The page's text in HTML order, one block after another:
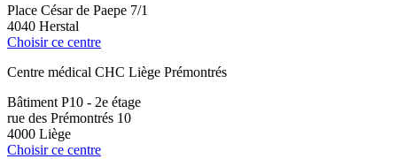
Place César de Paepe 7/1
4040 Herstal
Choisir ce centre
Centre médical CHC Liège Prémontrés
Bâtiment P10 - 2e étage
rue des Prémontrés 10
4000 Liège
Choisir ce centre